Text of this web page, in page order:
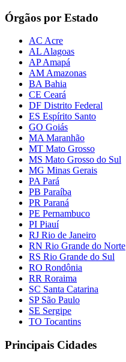
Órgãos por Estado
AC Acre
AL Alagoas
AP Amapá
AM Amazonas
BA Bahia
CE Ceará
DF Distrito Federal
ES Espírito Santo
GO Goiás
MA Maranhão
MT Mato Grosso
MS Mato Grosso do Sul
MG Minas Gerais
PA Pará
PB Paraíba
PR Paraná
PE Pernambuco
PI Piauí
RJ Rio de Janeiro
RN Rio Grande do Norte
RS Rio Grande do Sul
RO Rondônia
RR Roraima
SC Santa Catarina
SP São Paulo
SE Sergipe
TO Tocantins
Principais Cidades